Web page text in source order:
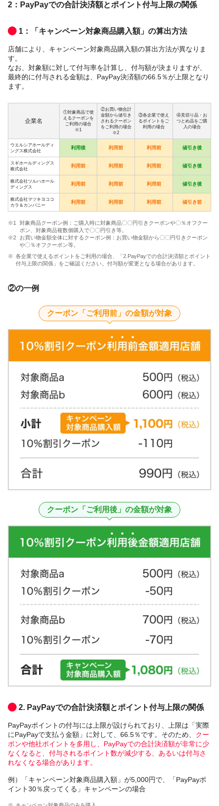
2：PayPayでの合計決済額とポイント付与上限の関係
1：「キャンペーン対象商品購入額」の算出方法
店舗により、キャンペーン対象商品購入額の算出方法が異なりま
す。
なお、対象額に対して付与率を計算し、付与額が決まりますが、
最終的に付与される金額は、PayPay決済額の66.5％が上限となり
ます。
企業名
①対象商品で使
えるクーポンを
ご利用の場合
※1
②お買い物合計
金額から値引き
されるクーポン
をご利用の場合
※2
③各企業で使え
るポイントをご
利用の場合
④見切り品・お
つとめ品をご購
入の場合
ウエルシアホールディ
ングス株式会社
利用後 利用前 利用前 値引き後
スギホールディングス
株式会社
利用前 利用前 利用前 値引き後
株式会社ツルハホール
ディングス
利用前 利用前 利用前 値引き後
株式会社マツキヨココ
カラ＆カンパニー
利用前 利用前 利用前 値引き前
対象商品クーポン例：ご購入時に対象商品〇〇円引きクーポンや〇％オフクー
ポン、対象商品複数個購入で〇〇円引き等。
お買い物金額全体に対するクーポン例：お買い物金額から〇〇円引きクーポン
や〇％オフクーポン等。
各企業で使えるポイントをご利用の場合、「2.PayPayでの合計決済額とポイント
付与上限の関係」をご確認ください。付与額が変更となる場合があります。
②の一例
クーポン「ご利用前」の金額が対象
クーポン「ご利用後」の金額が対象
2. PayPayでの合計決済額とポイント付与上限の関係
PayPayポイントの付与には上限が設けられており、上限は「実際
にPayPayで支払う金額」に対して、66.5％です。そのため、 クー
ポンや他社ポイントを多用し、PayPayでの合計決済額が非常に少
なくなると、付与されるポイント数が減少する、あるいは付与さ
れなくなる場合があります。
例）「キャンペーン対象商品購入額」が5,000円で、「PayPayポ
イント30％戻ってくる」キャンペーンの場合